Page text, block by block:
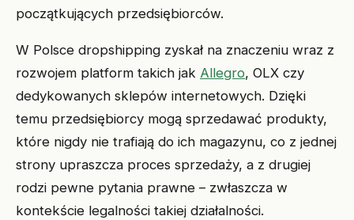
początkujących przedsiębiorców.
W Polsce dropshipping zyskał na znaczeniu wraz z
rozwojem platform takich jak Allegro, OLX czy
dedykowanych sklepów internetowych. Dzięki
temu przedsiębiorcy mogą sprzedawać produkty,
które nigdy nie trafiają do ich magazynu, co z jednej
strony upraszcza proces sprzedaży, a z drugiej
rodzi pewne pytania prawne – zwłaszcza w
kontekście legalności takiej działalności.